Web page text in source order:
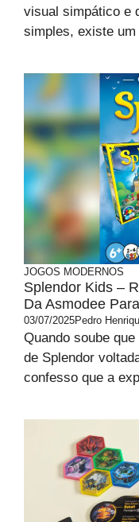
visual simpático e
simples, existe
JOGOS MODERNOS
Splendor Kids –
Da Asmodee
03/07/2025Pedro
Quando soube
de Splendor
confesso que a